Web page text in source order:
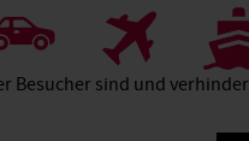
Besucher sind und